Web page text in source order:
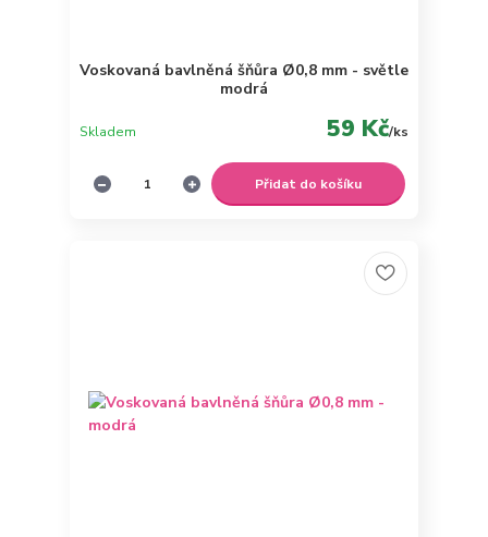
Voskovaná bavlněná šňůra Ø0,8 mm - světle
modrá
59 Kč/ks
Skladem
Přidat do košíku